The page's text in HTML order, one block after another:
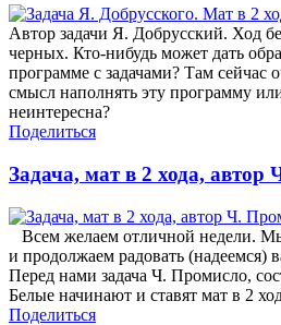
Автор задачи Я. Добрусский. Ход
черных. Кто-нибудь может дать
программе с задачами? Там сейчас
смысл наполнять эту программу
неинтересна?
Поделиться
Задача, мат в 2 хода, автор
Всем желаем отличной недели.
и продолжаем радовать (надеемся)
Перед нами задача Ч. Промисло,
Белые начинают и ставят мат в 2
Поделиться